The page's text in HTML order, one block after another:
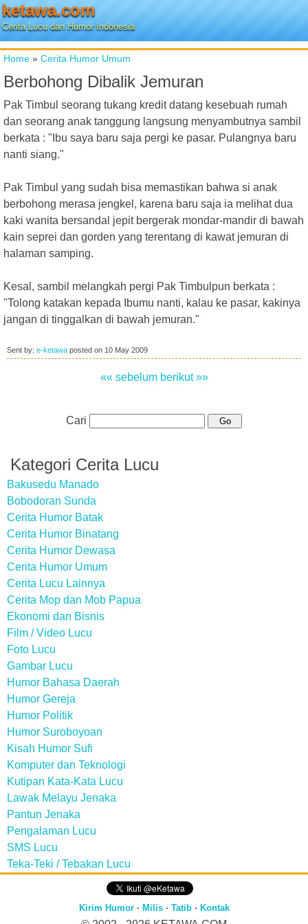
ketawa.com
Cerita Lucu dan Humor Indonesia
Home » Cerita Humor Umum
Berbohong Dibalik Jemuran
Pak Timbul seorang tukang kredit datang kesebuah rumah
dan seorang anak tanggung langsung menyambutnya sambil
berkata : "Ibu saya baru saja pergi ke pasar. Pulangnya baru
nanti siang."
Pak Timbul yang sudah bisa memastikan bahwa si anak
berbohong merasa jengkel, karena baru saja ia melihat dua
kaki wanita bersandal jepit bergerak mondar-mandir di bawah
kain seprei dan gorden yang terentang di kawat jemuran di
halaman samping.
Kesal, sambil melangkah pergi Pak Timbulpun berkata :
"Tolong katakan kepada Ibumu nanti, kalau ke pasar, kakinya
jangan di tinggalkan di bawah jemuran."
Sent by: e-ketawa posted on 10 May 2009
«« sebelum berikut »»
Cari
Kategori Cerita Lucu
Bakusedu Manado
Bobodoran Sunda
Cerita Humor Batak
Cerita Humor Binatang
Cerita Humor Dewasa
Cerita Humor Umum
Cerita Lucu Lainnya
Cerita Mop dan Mob Papua
Ekonomi dan Bisnis
Film / Video Lucu
Foto Lucu
Gambar Lucu
Humor Bahasa Daerah
Humor Gereja
Humor Politik
Humor Suroboyoan
Kisah Humor Sufi
Komputer dan Teknologi
Kutipan Kata-Kata Lucu
Lawak Melayu Jenaka
Pantun Jenaka
Pengalaman Lucu
SMS Lucu
Teka-Teki / Tebakan Lucu
Kirim Humor· Milis· Tatib· Kontak